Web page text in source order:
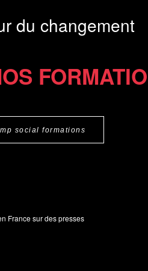
du changement
social formations
France sur des presses